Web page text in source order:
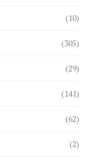
(10)
(305)
(29)
(141)
(62)
(2)